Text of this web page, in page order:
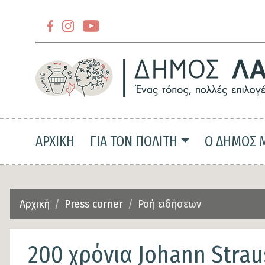
Section
header-
slider-
top
Section
header-
top-
Main navigation
ΑΡΧΙΚΗ ΓΙΑ ΤΟΝ ΠΟΛΙΤΗ Ο ΔΗΜΟΣ
Αρχική Press corner Ροή ειδήσεων
200 χρόνια Johann